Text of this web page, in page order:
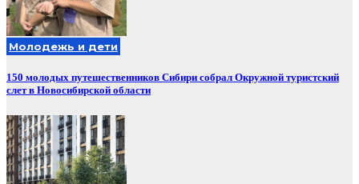
Молодежь и дети
150 молодых путешественников Сибири собрал Окружной туристский
слет в Новосибирской области